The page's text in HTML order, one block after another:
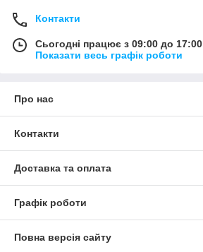
Контакти
Сьогодні працює з 09:00 до 17:00
Показати весь графік роботи
Про нас
Контакти
Доставка та оплата
Графік роботи
Повна версія сайту